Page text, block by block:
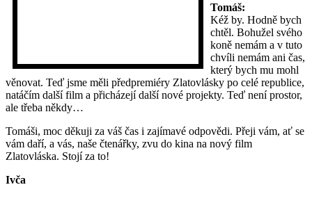
Tomáš:
Kéž by. Hodně bych
chtěl. Bohužel svého
koně nemám a v tuto
chvíli nemám ani čas,
který bych mu mohl
věnovat. Teď jsme měli předpremiéry Zlatovlásky po celé republice,
natáčím další film a přicházejí další nové projekty. Teď není prostor,
ale třeba někdy…
Tomáši, moc děkuji za váš čas i zajímavé odpovědi. Přeji vám, ať se
vám daří, a vás, naše čtenářky, zvu do kina na nový film
Zlatovláska. Stojí za to!
Ivča